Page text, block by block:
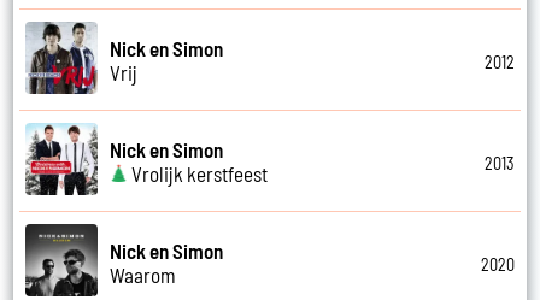
Nick en Simon
Vrij
2012
Nick en Simon
Vrolijk kerstfeest
2013
Nick en Simon
Waarom
2020